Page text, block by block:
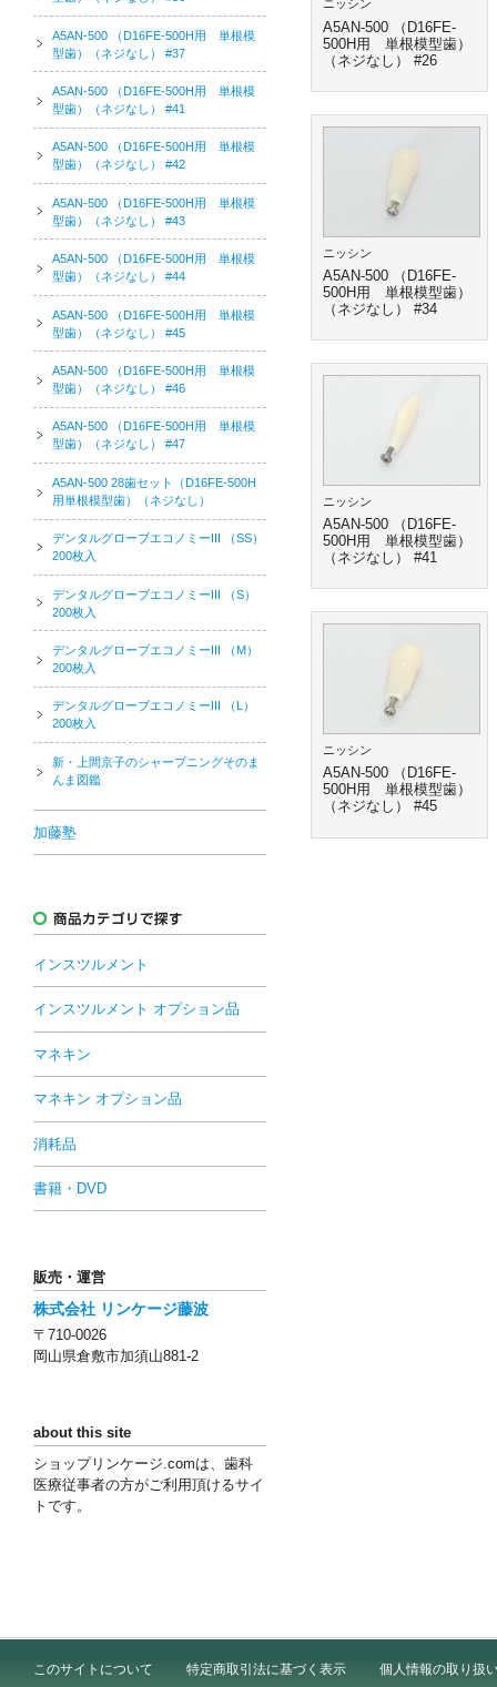
A5AN-500 （D16FE-500H用 単根模
型歯）（ネジなし） #37
A5AN-500 （D16FE-500H用 単根模
型歯）（ネジなし） #41
A5AN-500 （D16FE-500H用 単根模
型歯）（ネジなし） #42
A5AN-500 （D16FE-500H用 単根模
型歯）（ネジなし） #43
A5AN-500 （D16FE-500H用 単根模
型歯）（ネジなし） #44
A5AN-500 （D16FE-500H用 単根模
型歯）（ネジなし） #45
A5AN-500 （D16FE-500H用 単根模
型歯）（ネジなし） #46
A5AN-500 （D16FE-500H用 単根模
型歯）（ネジなし） #47
A5AN-500 28歯セット（D16FE-500H
用単根模型歯）（ネジなし）
デンタルグローブエコノミーIII （SS）
200枚入
デンタルグローブエコノミーIII （S）
200枚入
デンタルグローブエコノミーIII （M）
200枚入
デンタルグローブエコノミーIII （L）
200枚入
新・上間京子のシャープニングそのま
んま図鑑
加藤塾
インスツルメント
インスツルメント オプション品
マネキン
マネキン オプション品
消耗品
書籍・DVD
販売・運営
株式会社 リンケージ藤波
〒710-0026
岡山県倉敷市加須山881-2
about this site
ショップリンケージ.comは、歯科
医療従事者の方がご利用頂けるサイ
トです。
ニッシン
A5AN-500 （D16FE-
500H用 単根模型歯）
（ネジなし） #26
ニッシン
A5AN-500 （D16FE-
500H用 単根模型歯）
（ネジなし） #34
ニッシン
A5AN-500 （D16FE-
500H用 単根模型歯）
（ネジなし） #41
ニッシン
A5AN-500 （D16FE-
500H用 単根模型歯）
（ネジなし） #45
このサイトについて 特定商取引法に基づく表示 個人情報の取り扱